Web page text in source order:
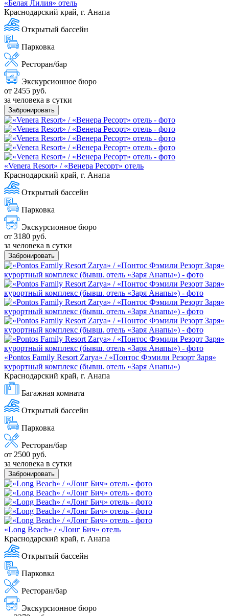
«Белая Лилия» отель
Краснодарский край, г. Анапа
Открытый бассейн
Парковка
Ресторан/бар
Экскурсионное бюро
от 2455 руб.
за человека в сутки
Забронировать
«Venera Resort» / «Венера Ресорт» отель
Краснодарский край, г. Анапа
Открытый бассейн
Парковка
Экскурсионное бюро
от 3180 руб.
за человека в сутки
Забронировать
«Pontos Family Resort Zarya» / «Понтос Фэмили Резорт Заря»
курортный комплекс (бывш. отель «Заря Анапы»)
Краснодарский край, г. Анапа
Багажная комната
Открытый бассейн
Парковка
Ресторан/бар
от 2500 руб.
за человека в сутки
Забронировать
«Long Beach» / «Лонг Бич» отель
Краснодарский край, г. Анапа
Открытый бассейн
Парковка
Ресторан/бар
Экскурсионное бюро